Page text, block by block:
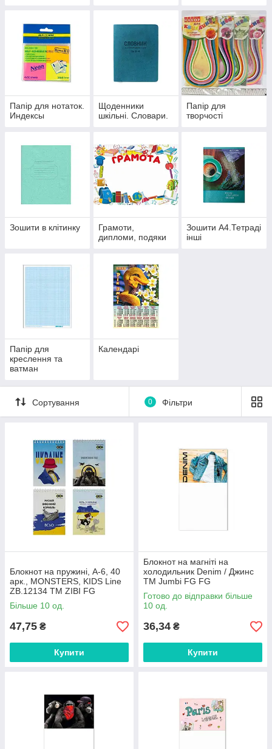
Папір для нотаток.
Индексы
Щоденники
шкільні. Словари.
Папір для
творчості
Зошити в клітинку
Грамоти,
дипломи, подяки
Зошити А4.Тетраді
інші
Папір для
креслення та
ватман
Календарі
Сортування 0 Фільтри
Блокнот на пружині, А-6, 40
арк., MONSTERS, KIDS Line
ZB.12134 ТМ ZIBI FG
Більше 10 од.
47,75 ₴
Купити
Блокнот на магніті на
холодильник Denim / Джинс
ТМ Jumbi FG FG
Готово до відправки більше
10 од.
36,34 ₴
Купити